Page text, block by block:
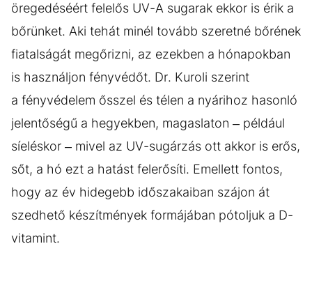
öregedéséért felelős UV-A sugarak ekkor is érik a
bőrünket. Aki tehát minél tovább szeretné bőrének
fiatalságát megőrizni, az ezekben a hónapokban
is használjon fényvédőt. Dr. Kuroli szerint
a fényvédelem ősszel és télen a nyárihoz hasonló
jelentőségű a hegyekben, magaslaton – például
síeléskor – mivel az UV-sugárzás ott akkor is erős,
sőt, a hó ezt a hatást felerősíti. Emellett fontos,
hogy az év hidegebb időszakaiban szájon át
szedhető készítmények formájában pótoljuk a D-
vitamint.